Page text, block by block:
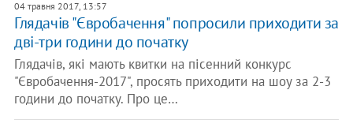
04 травня 2017, 13:57
Глядачів "Євробачення" попросили приходити за
дві-три години до початку
Глядачів, які мають квитки на пісенний конкурс
"Євробачення-2017", просять приходити на шоу за 2-3
години до початку. Про це…